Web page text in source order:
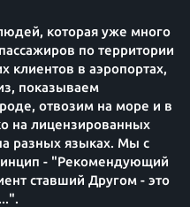
которая уже много
по территории
клиентов в аэропортах,
показываем
отвозим на море и в
на лицензированных
разных языках. Мы с
- "Рекомендующий
ставший Другом - это